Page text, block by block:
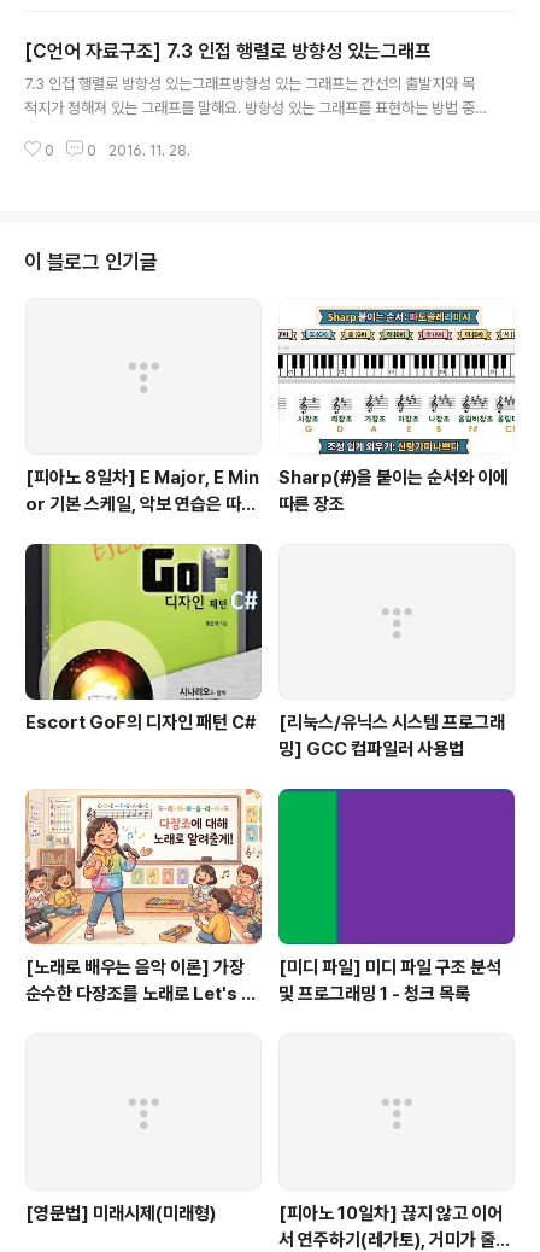
aph; graph = NewGraph(6);//그래프 동적 생성 AddEdge(gra..
[C언어 자료구조] 7.3 인접 행렬로 방향성 있는그래프
7.3 인접 행렬로 방향성 있는그래프방향성 있는 그래프는 간선의 출발지와 목
적지가 정해져 있는 그래프를 말해요. 방향성 있는 그래프를 표현하는 방법 중
기로 해요. 그래프 형식은 방향성 없는 그래프와 차이가 없어요. 정점의 개수와
ax_vertex);//그래프 동적 생성 void DeleteGraph(Graph *graph);//그
래프 소멸 void AddE..
0 0 2016. 11. 28.
이 블로그 인기글
[피아노 8일차] E Major, E Min
or 기본 스케일, 악보 연습은 따라
Sharp(#)을 붙이는 순서와 이에
따른 장조
Escort GoF의 디자인 패턴 C#
[리눅스/유닉스 시스템 프로그래
밍] GCC 컴파일러 사용법
[노래로 배우는 음악 이론] 가장
순수한 다장조를 노래로 Let's G
[미디 파일] 미디 파일 구조 분석
및 프로그래밍 1 - 청크 목록
[영문법] 미래시제(미래형)
[피아노 10일차] 끊지 않고 이어
서 연주하기(레가토), 거미가 줄을